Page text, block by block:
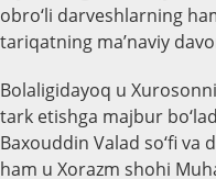
obro‘li darveshlarning
tariqatning ma’naviy
Bolaligidayoq u
tark etishga majbur
Baxouddin Valad so‘fi va
ham u Xorazm shohi